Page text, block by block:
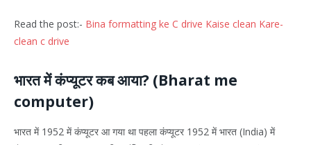
Read the post:- Bina formatting ke C drive Kaise clean Kare-
clean c drive
भारत में कंप्यूटर कब आया? (Bharat me
computer)
भारत में 1952 में कंप्यूटर आ गया था पहला कंप्यूटर 1952 में भारत (India) में